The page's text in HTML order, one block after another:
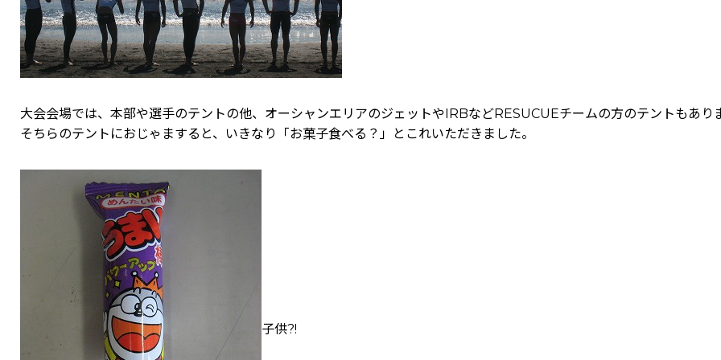
大会会場では、本部や選手のテントの他、オーシャンエリアのジェットやIRBなどRESUCUEチームの方のテントもあり
そちらのテントにおじゃますると、いきなり「お菓子食べる？」とこれいただきました。
子供?!